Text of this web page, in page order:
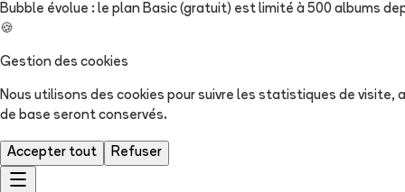
Bubble évolue : le plan Basic (gratuit) est limité à 500 albums
🍪
Gestion des cookies
Nous utilisons des cookies pour suivre les statistiques de
de base seront conservés.
Accepter tout Refuser